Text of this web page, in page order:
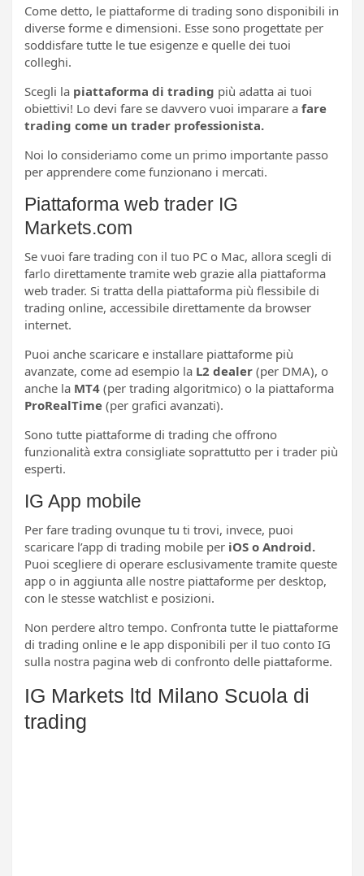
Come detto, le piattaforme di trading sono disponibili in
diverse forme e dimensioni. Esse sono progettate per
soddisfare tutte le tue esigenze e quelle dei tuoi
colleghi.
Scegli la piattaforma di trading più adatta ai tuoi
obiettivi! Lo devi fare se davvero vuoi imparare a fare
trading come un trader professionista.
Noi lo consideriamo come un primo importante passo
per apprendere come funzionano i mercati.
Piattaforma web trader IG
Markets.com
Se vuoi fare trading con il tuo PC o Mac, allora scegli di
farlo direttamente tramite web grazie alla piattaforma
web trader. Si tratta della piattaforma più flessibile di
trading online, accessibile direttamente da browser
internet.
Puoi anche scaricare e installare piattaforme più
avanzate, come ad esempio la L2 dealer (per DMA), o
anche la MT4 (per trading algoritmico) o la piattaforma
ProRealTime (per grafici avanzati).
Sono tutte piattaforme di trading che offrono
funzionalità extra consigliate soprattutto per i trader più
esperti.
IG App mobile
Per fare trading ovunque tu ti trovi, invece, puoi
scaricare l’app di trading mobile per iOS o Android.
Puoi scegliere di operare esclusivamente tramite queste
app o in aggiunta alle nostre piattaforme per desktop,
con le stesse watchlist e posizioni.
Non perdere altro tempo. Confronta tutte le piattaforme
di trading online e le app disponibili per il tuo conto IG
sulla nostra pagina web di confronto delle piattaforme.
IG Markets ltd Milano Scuola di
trading